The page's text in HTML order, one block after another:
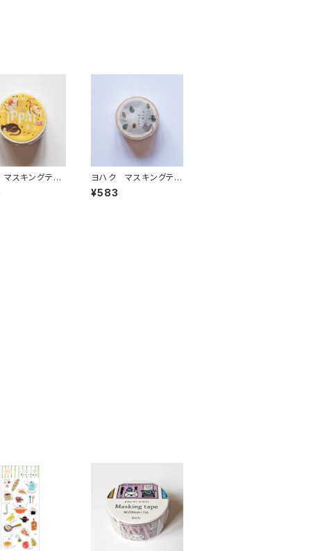
スキングテー
・猫がいっぱい
ヨハク マスキングテ
ープ エゾリス Y-19
0
¥583